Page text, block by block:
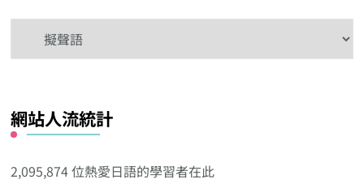
其
他
類
網站人流統計
2,095,874 位熱愛日語的學習者在此